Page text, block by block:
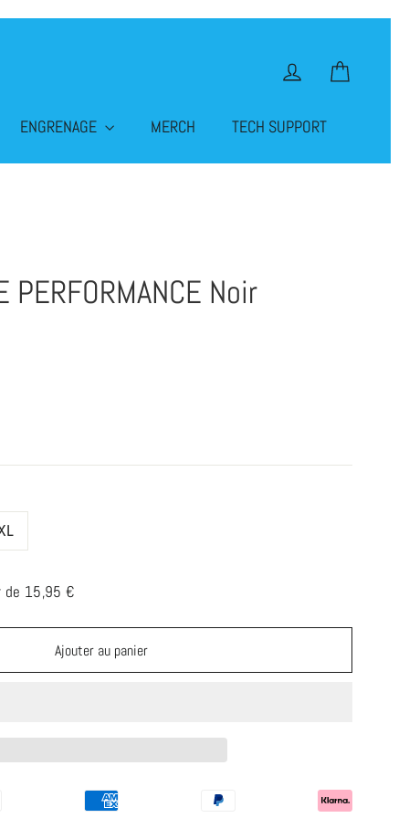
Se connecter
ENGRENAGE MERCH TECH SUPPORT
PERFORMANCE Noir
15,95 €
Ajouter au panier